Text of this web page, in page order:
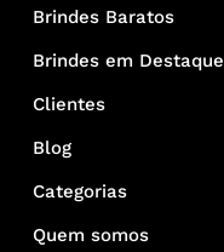
Brindes Baratos
Brindes em Destaque
Clientes
Blog
Categorias
Quem somos